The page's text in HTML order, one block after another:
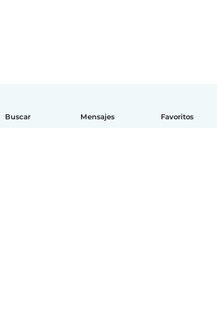
Buscar Mensajes Favoritos